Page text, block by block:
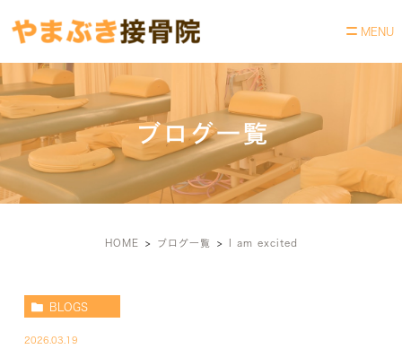
ブログ一覧
HOME ブログ一覧 I am excited
BLOGS
2026.03.19